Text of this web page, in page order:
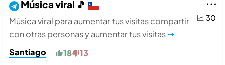
📈 30
Música viral 🎵
Música viral para aumentar tus visitas compartir
con otras personas y aumentar tus visitas⇢
Santiago
18 13